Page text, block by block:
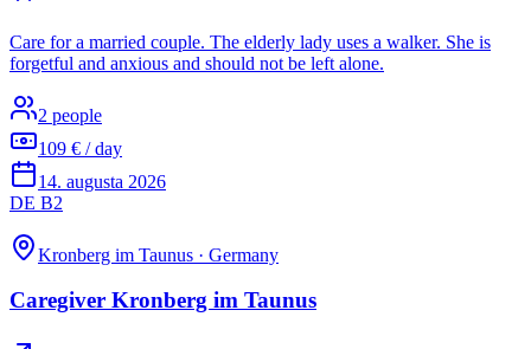
Care for a married couple. The elderly lady uses a walker. She is
forgetful and anxious and should not be left alone.
2 people
109 € / day
14. augusta 2026
DE B2
Kronberg im Taunus · Germany
Caregiver Kronberg im Taunus